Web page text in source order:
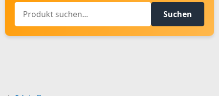
Suchen